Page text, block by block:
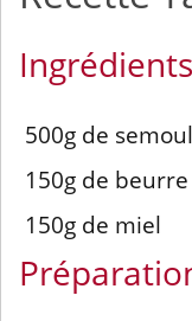
500g de
150g de beurre
150g de miel